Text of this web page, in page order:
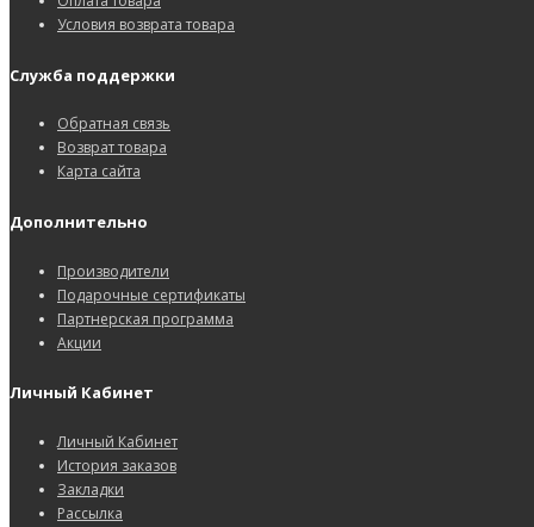
Условия возврата товара
Служба поддержки
Обратная связь
Возврат товара
Карта сайта
Дополнительно
Производители
Подарочные сертификаты
Партнерская программа
Акции
Личный Кабинет
Личный Кабинет
История заказов
Закладки
Рассылка